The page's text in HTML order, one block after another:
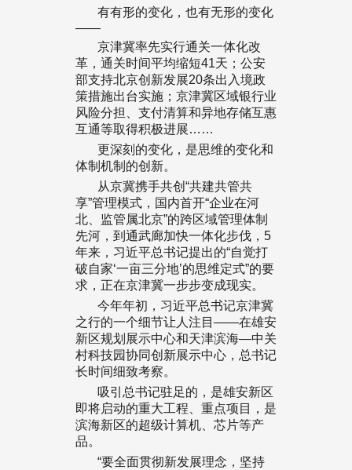
有有形的变化，也有无形的变化
——
京津冀率先实行通关一体化改
革，通关时间平均缩短41天；公安
部支持北京创新发展20条出入境政
策措施出台实施；京津冀区域银行业
风险分担、支付清算和异地存储互惠
互通等取得积极进展……
更深刻的变化，是思维的变化和
体制机制的创新。
从京冀携手共创“共建共管共
享”管理模式，国内首开“企业在河
北、监管属北京”的跨区域管理体制
先河，到通武廊加快一体化步伐，5
年来，习近平总书记提出的“自觉打
破自家‘一亩三分地’的思维定式”的要
求，正在京津冀一步步变成现实。
今年年初，习近平总书记京津冀
之行的一个细节让人注目——在雄安
新区规划展示中心和天津滨海—中关
村科技园协同创新展示中心，总书记
长时间细致考察。
吸引总书记驻足的，是雄安新区
即将启动的重大工程、重点项目，是
滨海新区的超级计算机、芯片等产
品。
“要全面贯彻新发展理念，坚持